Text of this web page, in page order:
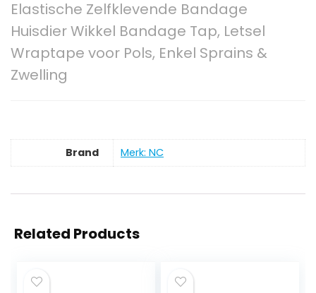
Elastische Zelfklevende Bandage
Huisdier Wikkel Bandage Tap, Letsel
Wraptape voor Pols, Enkel Sprains &
Zwelling
Brand Merk: NC
Related Products